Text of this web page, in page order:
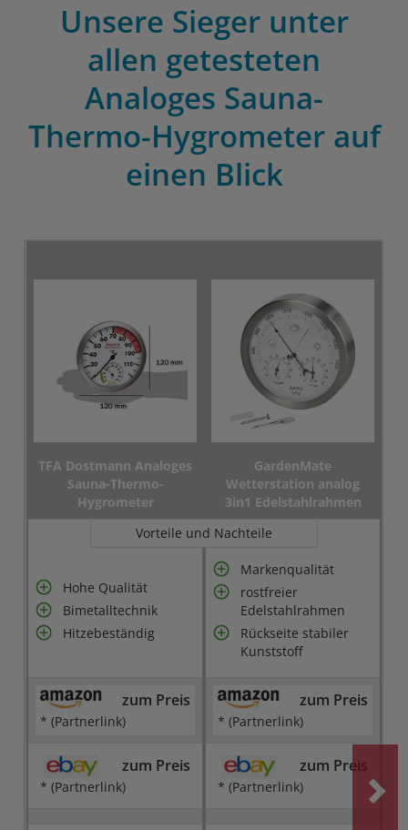
Unsere Sieger unter
allen getesteten
Analoges Sauna-
Thermo-Hygrometer auf
einen Blick
TFA Dostmann Analoges
Sauna-Thermo-
Hygrometer
GardenMate
Wetterstation analog
3in1 Edelstahlrahmen
Vorteile und Nachteile
Hohe Qualität
Bimetalltechnik
Hitzebeständig
Markenqualität
rostfreier
Edelstahlrahmen
Rückseite stabiler
Kunststoff
zum Preis
* (Partnerlink)
zum Preis
* (Partnerlink)
zum Preis
* (Partnerlink)
zum Preis
* (Partnerlink)